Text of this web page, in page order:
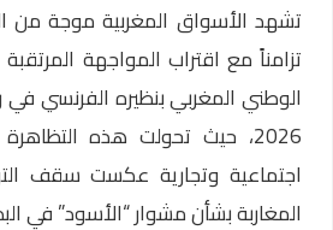
تشهد الأسواق المغربية موجة من
تزامناً مع اقتراب المواجهة
الوطني المغربي بنظيره الفرنسي
2026، حيث تحولت هذه
اجتماعية وتجارية عكست سقف
المغاربة بشأن مشوار “الأسود” في